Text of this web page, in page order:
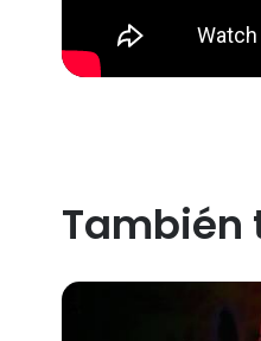
También